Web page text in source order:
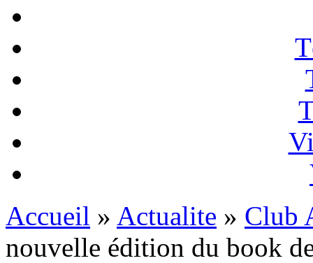
Accueil » Actualite » Club
nouvelle édition du book